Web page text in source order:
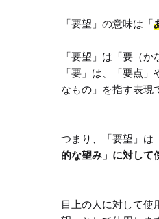
「要望」の意味は「
「要望」は「要（
「要」は、「要点
なもの」を指す表現
つまり、「要望」は
的な望み」に対して
目上の人に対して使